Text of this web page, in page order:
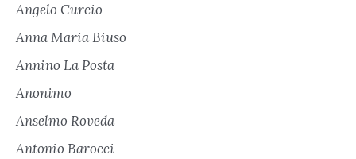
Angelo Curcio
Anna Maria Biuso
Annino La Posta
Anonimo
Anselmo Roveda
Antonio Barocci